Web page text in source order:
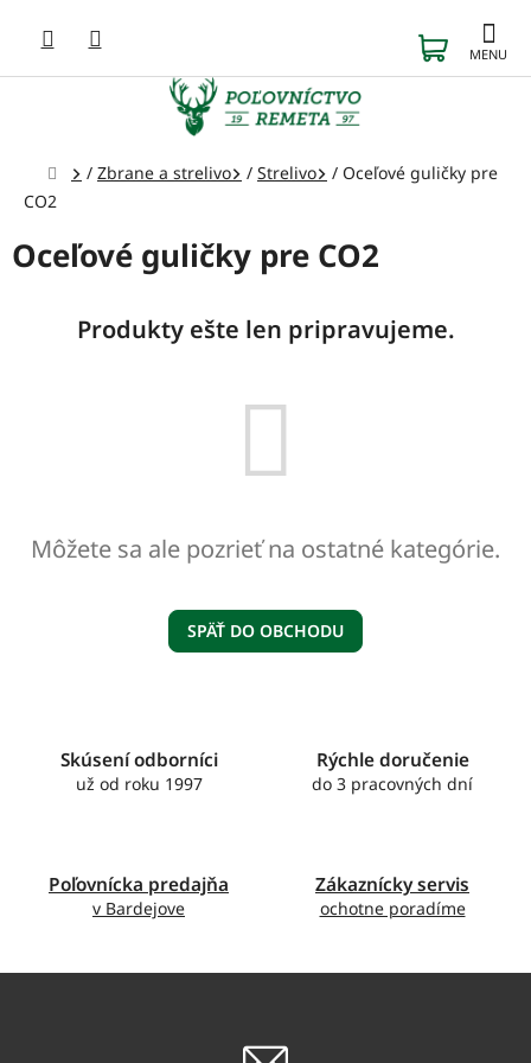
obsah
KOŠÍK
Domov
/ Zbrane a strelivo / Strelivo / Oceľové guličky pre
CO2
Oceľové guličky pre CO2
Produkty ešte len pripravujeme.
Môžete sa ale pozrieť na ostatné kategórie.
SPÄŤ DO OBCHODU
Skúsení odborníci
už od roku 1997
Rýchle doručenie
do 3 pracovných dní
Poľovnícka predajňa
v Bardejove
Zákaznícky servis
ochotne poradíme